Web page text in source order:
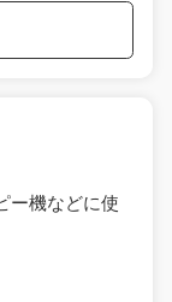
ー機などに使